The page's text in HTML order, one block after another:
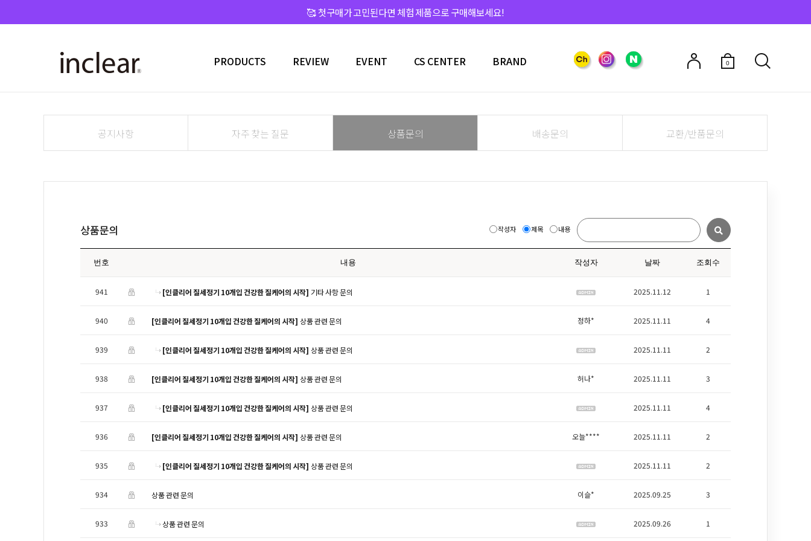
🥰 첫구매가 고민된다면 체험 제품으로 구매해보세요!
PRODUCTS REVIEW EVENT CS CENTER BRAND 0
공지사항 자주 찾는 질문 상품문의 배송문의 교환/반품문의
상품문의 작성자 제목 내용
번호 내용 작성자 날짜 조회수
941 [인클리어 질세정기 10개입 건강한 질케어의 시작] 기타 사항 문의 2025.11.12 1
940 [인클리어 질세정기 10개입 건강한 질케어의 시작] 상품 관련 문의 정하* 2025.11.11 4
939 [인클리어 질세정기 10개입 건강한 질케어의 시작] 상품 관련 문의 2025.11.11 2
938 [인클리어 질세정기 10개입 건강한 질케어의 시작] 상품 관련 문의 허나* 2025.11.11 3
937 [인클리어 질세정기 10개입 건강한 질케어의 시작] 상품 관련 문의 2025.11.11 4
936 [인클리어 질세정기 10개입 건강한 질케어의 시작] 상품 관련 문의 오늘**** 2025.11.11 2
935 [인클리어 질세정기 10개입 건강한 질케어의 시작] 상품 관련 문의 2025.11.11 2
934 상품 관련 문의 이슬* 2025.09.25 3
933 상품 관련 문의 2025.09.26 1